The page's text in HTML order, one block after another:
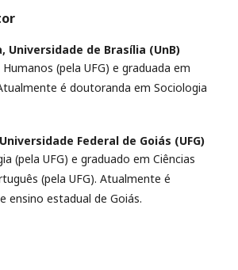
Universidade de Brasília (UnB)
(pela UFG) e graduada em
é doutoranda em Sociologia
Universidade Federal de Goiás (UFG)
(pela UFG) e graduado em Ciências
(pela UFG). Atualmente é
ensino estadual de Goiás.